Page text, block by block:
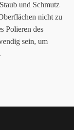
und Schmutz
nicht zu
Polieren des
sein, um